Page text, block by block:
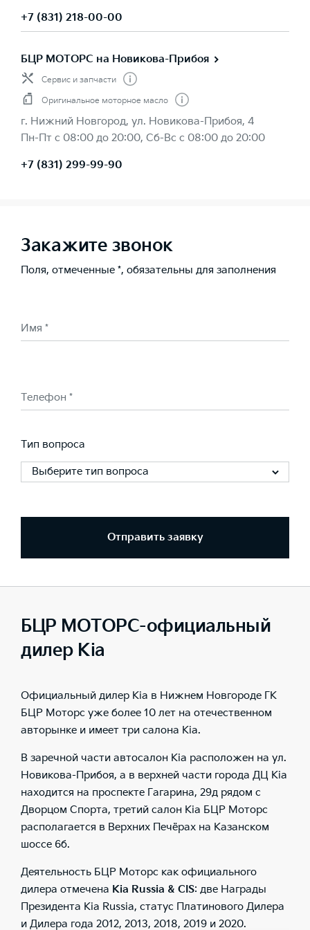
+7 (831) 218-00-00
БЦР МОТОРС на Новикова-Прибоя
Сервис и запчасти
Оригинальное моторное масло
г. Нижний Новгород, ул. Новикова-Прибоя, 4
Пн-Пт с 08:00 до 20:00, Сб-Вс с 08:00 до 20:00
+7 (831) 299-99-90
Закажите звонок
Поля, отмеченные *, обязательны для заполнения
Имя *
Телефон *
Тип вопроса
Выберите тип вопроса
Отправить заявку
БЦР МОТОРС-официальный
дилер Kia
Официальный дилер Kia в Нижнем Новгороде ГК
БЦР Моторс уже более 10 лет на отечественном
авторынке и имеет три салона Kia.
В заречной части автосалон Kia расположен на ул.
Новикова-Прибоя, а в верхней части города ДЦ Kia
находится на проспекте Гагарина, 29д рядом с
Дворцом Спорта, третий салон Kia БЦР Моторс
располагается в Верхних Печёрах на Казанском
шоссе 6б.
Деятельность БЦР Моторс как официального
дилера отмечена Kia Russia & CIS: две Награды
Президента Kia Russia, статус Платинового Дилера
и Дилера года 2012, 2013, 2018, 2019 и 2020.